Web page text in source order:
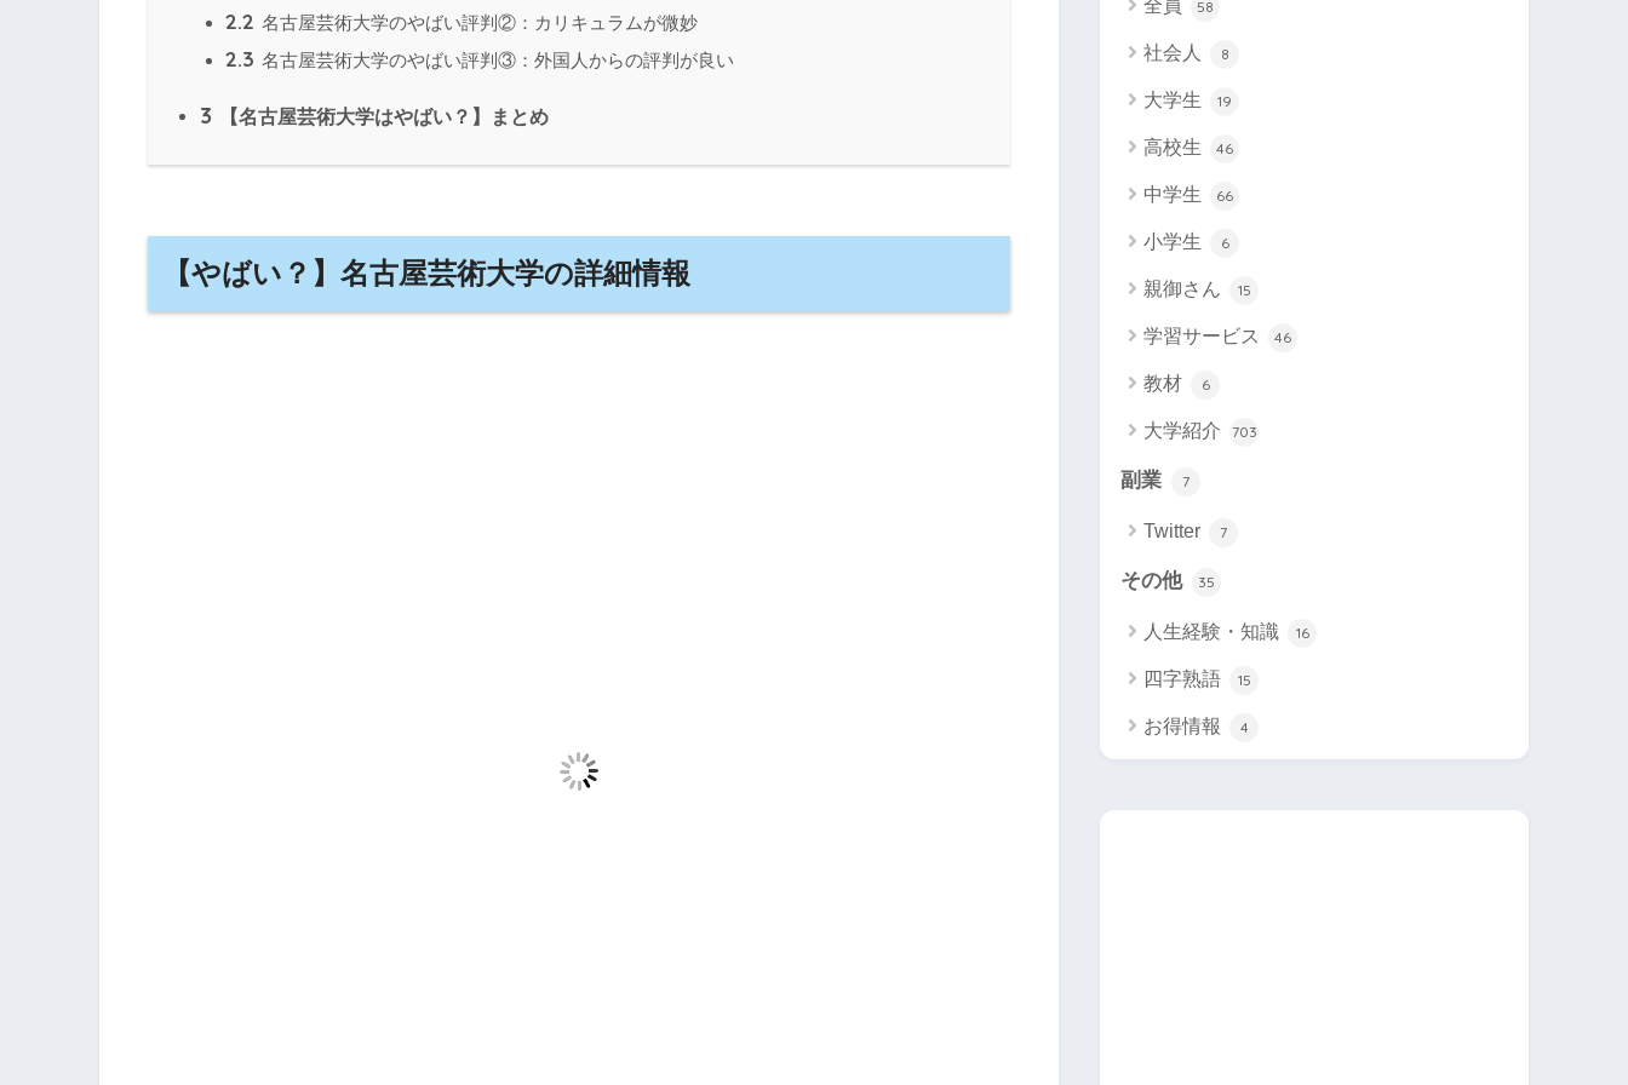
2.2 名古屋芸術大学のやばい評判②：カリキュラムが微妙
2.3 名古屋芸術大学のやばい評判③：外国人からの評判が良い
3 【名古屋芸術大学はやばい？】まとめ
【やばい？】名古屋芸術大学の詳細情報
全員 58
社会人 8
大学生 19
高校生 46
中学生 66
小学生 6
親御さん 15
学習サービス 46
教材 6
大学紹介 703
副業 7
Twitter 7
その他 35
人生経験・知識 16
四字熟語 15
お得情報 4